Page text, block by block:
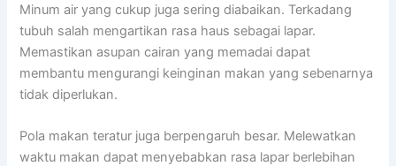
Minum air yang cukup juga sering diabaikan. Terkadang
tubuh salah mengartikan rasa haus sebagai lapar.
Memastikan asupan cairan yang memadai dapat
membantu mengurangi keinginan makan yang sebenarnya
tidak diperlukan.
Pola makan teratur juga berpengaruh besar. Melewatkan
waktu makan dapat menyebabkan rasa lapar berlebihan